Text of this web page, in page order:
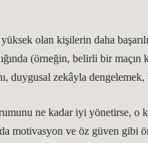
olan kişilerin daha
(örneğin, belirli bir
duygusal zekâyla dengelemek,
ne kadar iyi yönetirse, o
motivasyon ve öz güven